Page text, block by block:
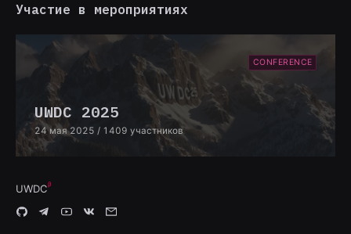
Участие в мероприятиях
CONFERENCE
UWDC 2025
24 мая 2025 / 1409 участников
UWDC